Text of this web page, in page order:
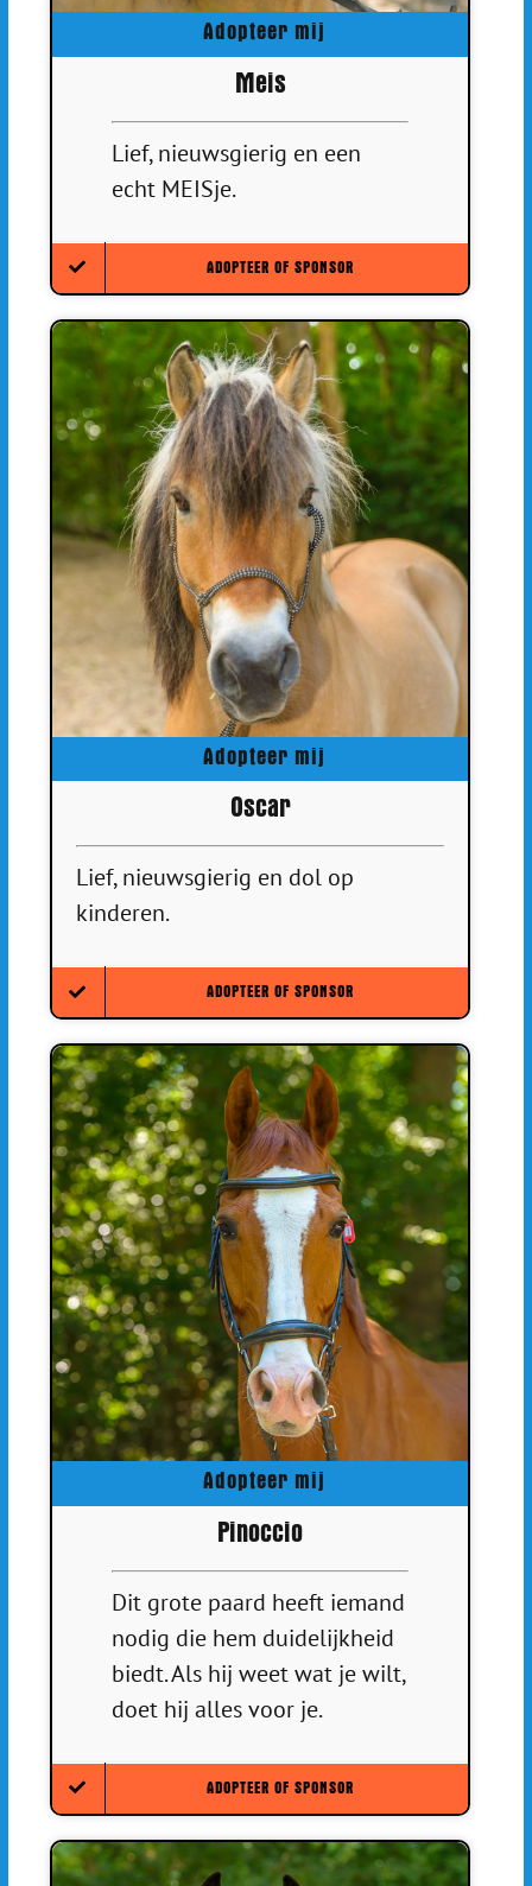
Adopteer mij
Meis
Lief, nieuwsgierig en een
echt MEISje.
ADOPTEER OF SPONSOR
Adopteer mij
Oscar
Lief, nieuwsgierig en dol op
kinderen.
ADOPTEER OF SPONSOR
Adopteer mij
Pinoccio
Dit grote paard heeft iemand
nodig die hem duidelijkheid
biedt. Als hij weet wat je wilt,
doet hij alles voor je.
ADOPTEER OF SPONSOR